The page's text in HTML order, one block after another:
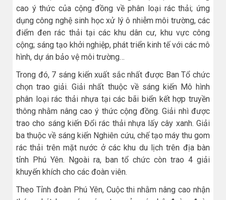
cao ý thức của cộng đồng về phân loại rác thải; ứng
dụng công nghệ sinh học xử lý ô nhiễm môi trường, các
điểm đen rác thải tại các khu dân cư, khu vực công
cộng; sáng tạo khởi nghiệp, phát triển kinh tế với các mô
hình, dự án bảo vệ môi trường…
Trong đó, 7 sáng kiến xuất sắc nhất được Ban Tổ chức
chọn trao giải. Giải nhất thuộc về sáng kiến Mô hình
phân loại rác thải nhựa tại các bãi biển kết hợp truyền
thông nhằm nâng cao ý thức cộng đồng. Giải nhì được
trao cho sáng kiến Đổi rác thải nhựa lấy cây xanh. Giải
ba thuộc về sáng kiến Nghiên cứu, chế tạo máy thu gom
rác thải trên mặt nước ở các khu du lịch trên địa bàn
tỉnh Phú Yên. Ngoài ra, ban tổ chức còn trao 4 giải
khuyến khích cho các đoàn viên.
Theo Tỉnh đoàn Phú Yên, Cuộc thi nhằm nâng cao nhận